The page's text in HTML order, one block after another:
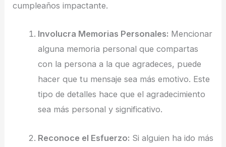
cumpleaños impactante.
Involucra Memorias Personales: Mencionar
alguna memoria personal que compartas
con la persona a la que agradeces, puede
hacer que tu mensaje sea más emotivo. Este
tipo de detalles hace que el agradecimiento
sea más personal y significativo.
Reconoce el Esfuerzo: Si alguien ha ido más